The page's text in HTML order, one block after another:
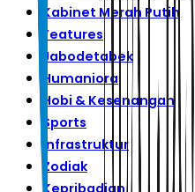
Kabinet Merah Putih
Features
Jabodetabek
Humaniora
Hobi & Kesenangan
Sports
Infrastruktur
Zodiak
Kepribadian